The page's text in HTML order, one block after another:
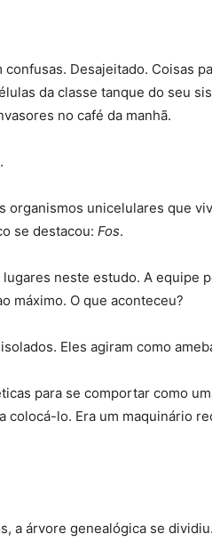
Desajeitado. Coisas
da classe tanque do seu
no café da manhã.
organismos unicelulares que
se destacou: Fos.
neste estudo. A equipe
máximo. O que aconteceu?
Eles agiram como
para se comportar como
colocá-lo. Era um maquinário
a árvore genealógica se dividiu.